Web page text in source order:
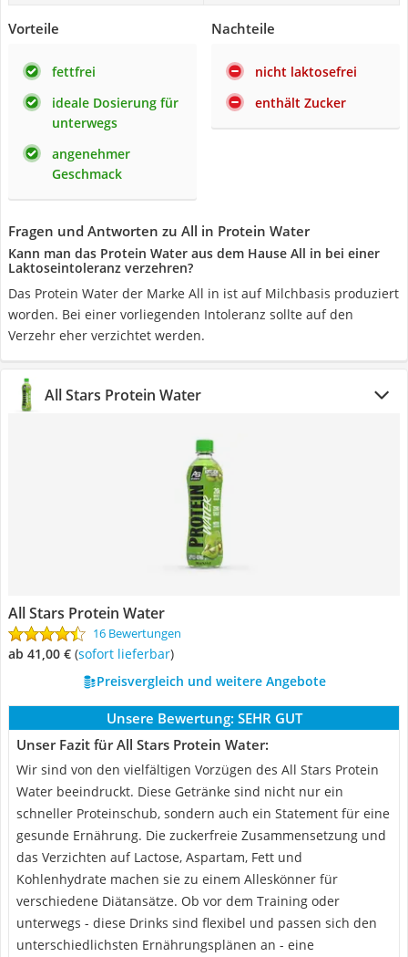
Vorteile
fettfrei
ideale Dosierung für
unterwegs
angenehmer
Geschmack
Nachteile
nicht laktosefrei
enthält Zucker
Fragen und Antworten zu All in Protein Water
Kann man das Protein Water aus dem Hause All in bei einer
Laktoseintoleranz verzehren?
Das Protein Water der Marke All in ist auf Milchbasis produziert
worden. Bei einer vorliegenden Intoleranz sollte auf den
Verzehr eher verzichtet werden.
All Stars Protein Water
All Stars Protein Water
16 Bewertungen
ab 41,00 € ( Sofort lieferbar)
Preisvergleich und weitere Angebote
Unsere Bewertung: SEHR GUT
Unser Fazit für All Stars Protein Water:
Wir sind von den vielfältigen Vorzügen des All Stars Protein
Water beeindruckt. Diese Getränke sind nicht nur ein
schneller Proteinschub, sondern auch ein Statement für eine
gesunde Ernährung. Die zuckerfreie Zusammensetzung und
das Verzichten auf Lactose, Aspartam, Fett und
Kohlenhydrate machen sie zu einem Alleskönner für
verschiedene Diätansätze. Ob vor dem Training oder
unterwegs - diese Drinks sind flexibel und passen sich den
unterschiedlichsten Ernährungsplänen an - eine